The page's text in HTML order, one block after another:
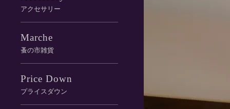
アクセサリー
Marche
蚤の市雑貨
Price Down
プライスダウン